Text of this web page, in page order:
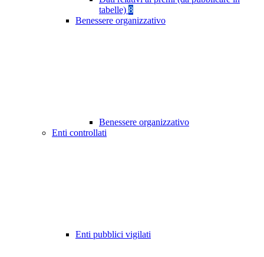
tabelle) 8
Benessere organizzativo
Benessere organizzativo
Enti controllati
Enti pubblici vigilati